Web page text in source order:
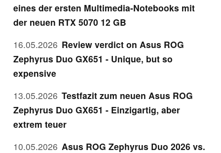
eines der ersten Multimedia-Notebooks mit
der neuen RTX 5070 12 GB
16.05.2026 Review verdict on Asus ROG
Zephyrus Duo GX651 - Unique, but so
expensive
13.05.2026 Testfazit zum neuen Asus ROG
Zephyrus Duo GX651 - Einzigartig, aber
extrem teuer
10.05.2026 Asus ROG Zephyrus Duo 2026 vs.